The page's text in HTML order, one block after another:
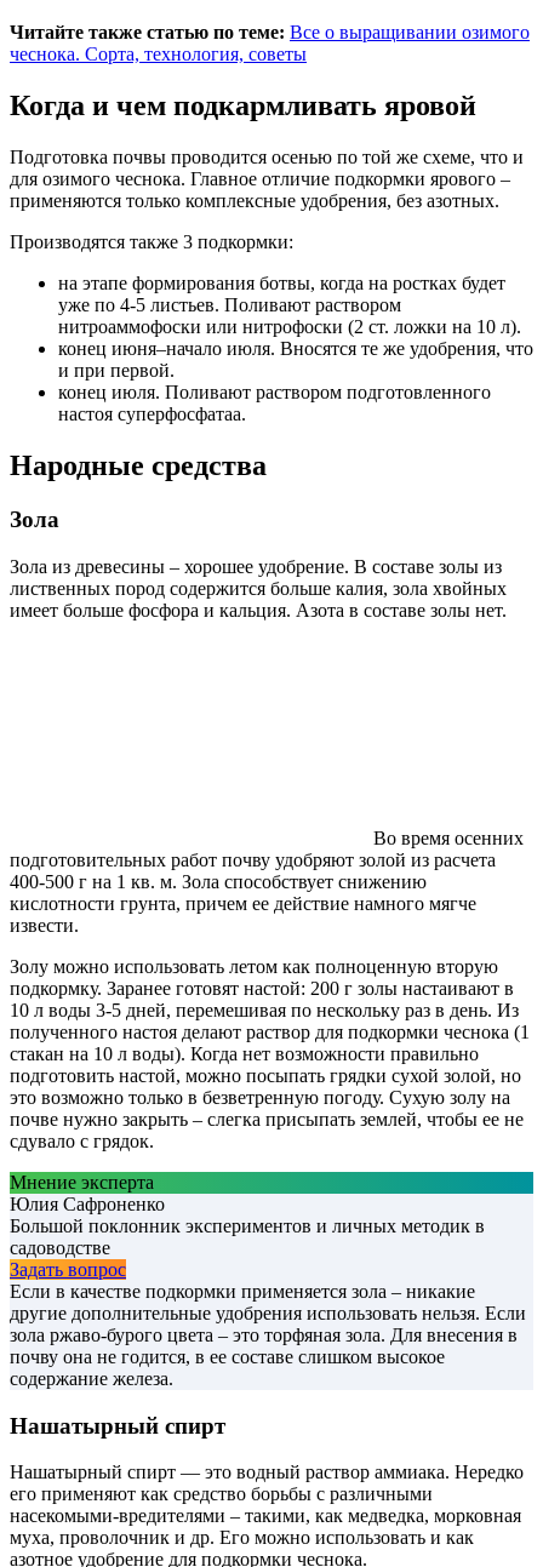
Читайте также статью по теме: Все о выращивании озимого
чеснока. Сорта, технология, советы
Когда и чем подкармливать яровой
Подготовка почвы проводится осенью по той же схеме, что и
для озимого чеснока. Главное отличие подкормки ярового –
применяются только комплексные удобрения, без азотных.
Производятся также 3 подкормки:
на этапе формирования ботвы, когда на ростках будет
уже по 4-5 листьев. Поливают раствором
нитроаммофоски или нитрофоски (2 ст. ложки на 10 л).
конец июня–начало июля. Вносятся те же удобрения, что
и при первой.
конец июля. Поливают раствором подготовленного
настоя суперфосфатаа.
Народные средства
Зола
Зола из древесины – хорошее удобрение. В составе золы из
лиственных пород содержится больше калия, зола хвойных
имеет больше фосфора и кальция. Азота в составе золы нет.
Во время осенних
подготовительных работ почву удобряют золой из расчета
400-500 г на 1 кв. м. Зола способствует снижению
кислотности грунта, причем ее действие намного мягче
извести.
Золу можно использовать летом как полноценную вторую
подкормку. Заранее готовят настой: 200 г золы настаивают в
10 л воды 3-5 дней, перемешивая по нескольку раз в день. Из
полученного настоя делают раствор для подкормки чеснока (1
стакан на 10 л воды). Когда нет возможности правильно
подготовить настой, можно посыпать грядки сухой золой, но
это возможно только в безветренную погоду. Сухую золу на
почве нужно закрыть – слегка присыпать землей, чтобы ее не
сдувало с грядок.
Мнение эксперта
Юлия Сафроненко
Большой поклонник экспериментов и личных методик в
садоводстве
Задать вопрос
Если в качестве подкормки применяется зола – никакие
другие дополнительные удобрения использовать нельзя. Если
зола ржаво-бурого цвета – это торфяная зола. Для внесения в
почву она не годится, в ее составе слишком высокое
содержание железа.
Нашатырный спирт
Нашатырный спирт — это водный раствор аммиака. Нередко
его применяют как средство борьбы с различными
насекомыми-вредителями – такими, как медведка, морковная
муха, проволочник и др. Его можно использовать и как
азотное удобрение для подкормки чеснока.